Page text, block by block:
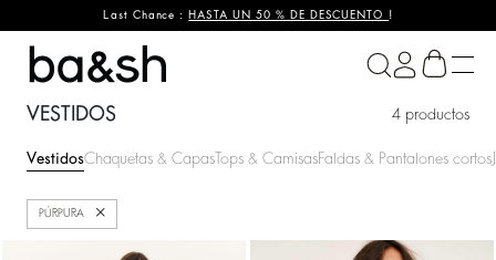
Last Chance : HASTA UN 50 % DE DESCUENTO !
ba&sh
VESTIDOS 4 productos
VestidosChaquetas & Capas Tops & CamisasFaldas & Pantalones cortos
PÚRPURA Cerrar